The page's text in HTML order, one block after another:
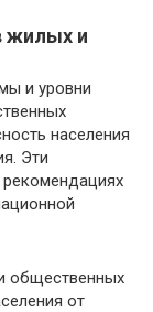
жилых и
и уровни
населения
Эти
общественных
от